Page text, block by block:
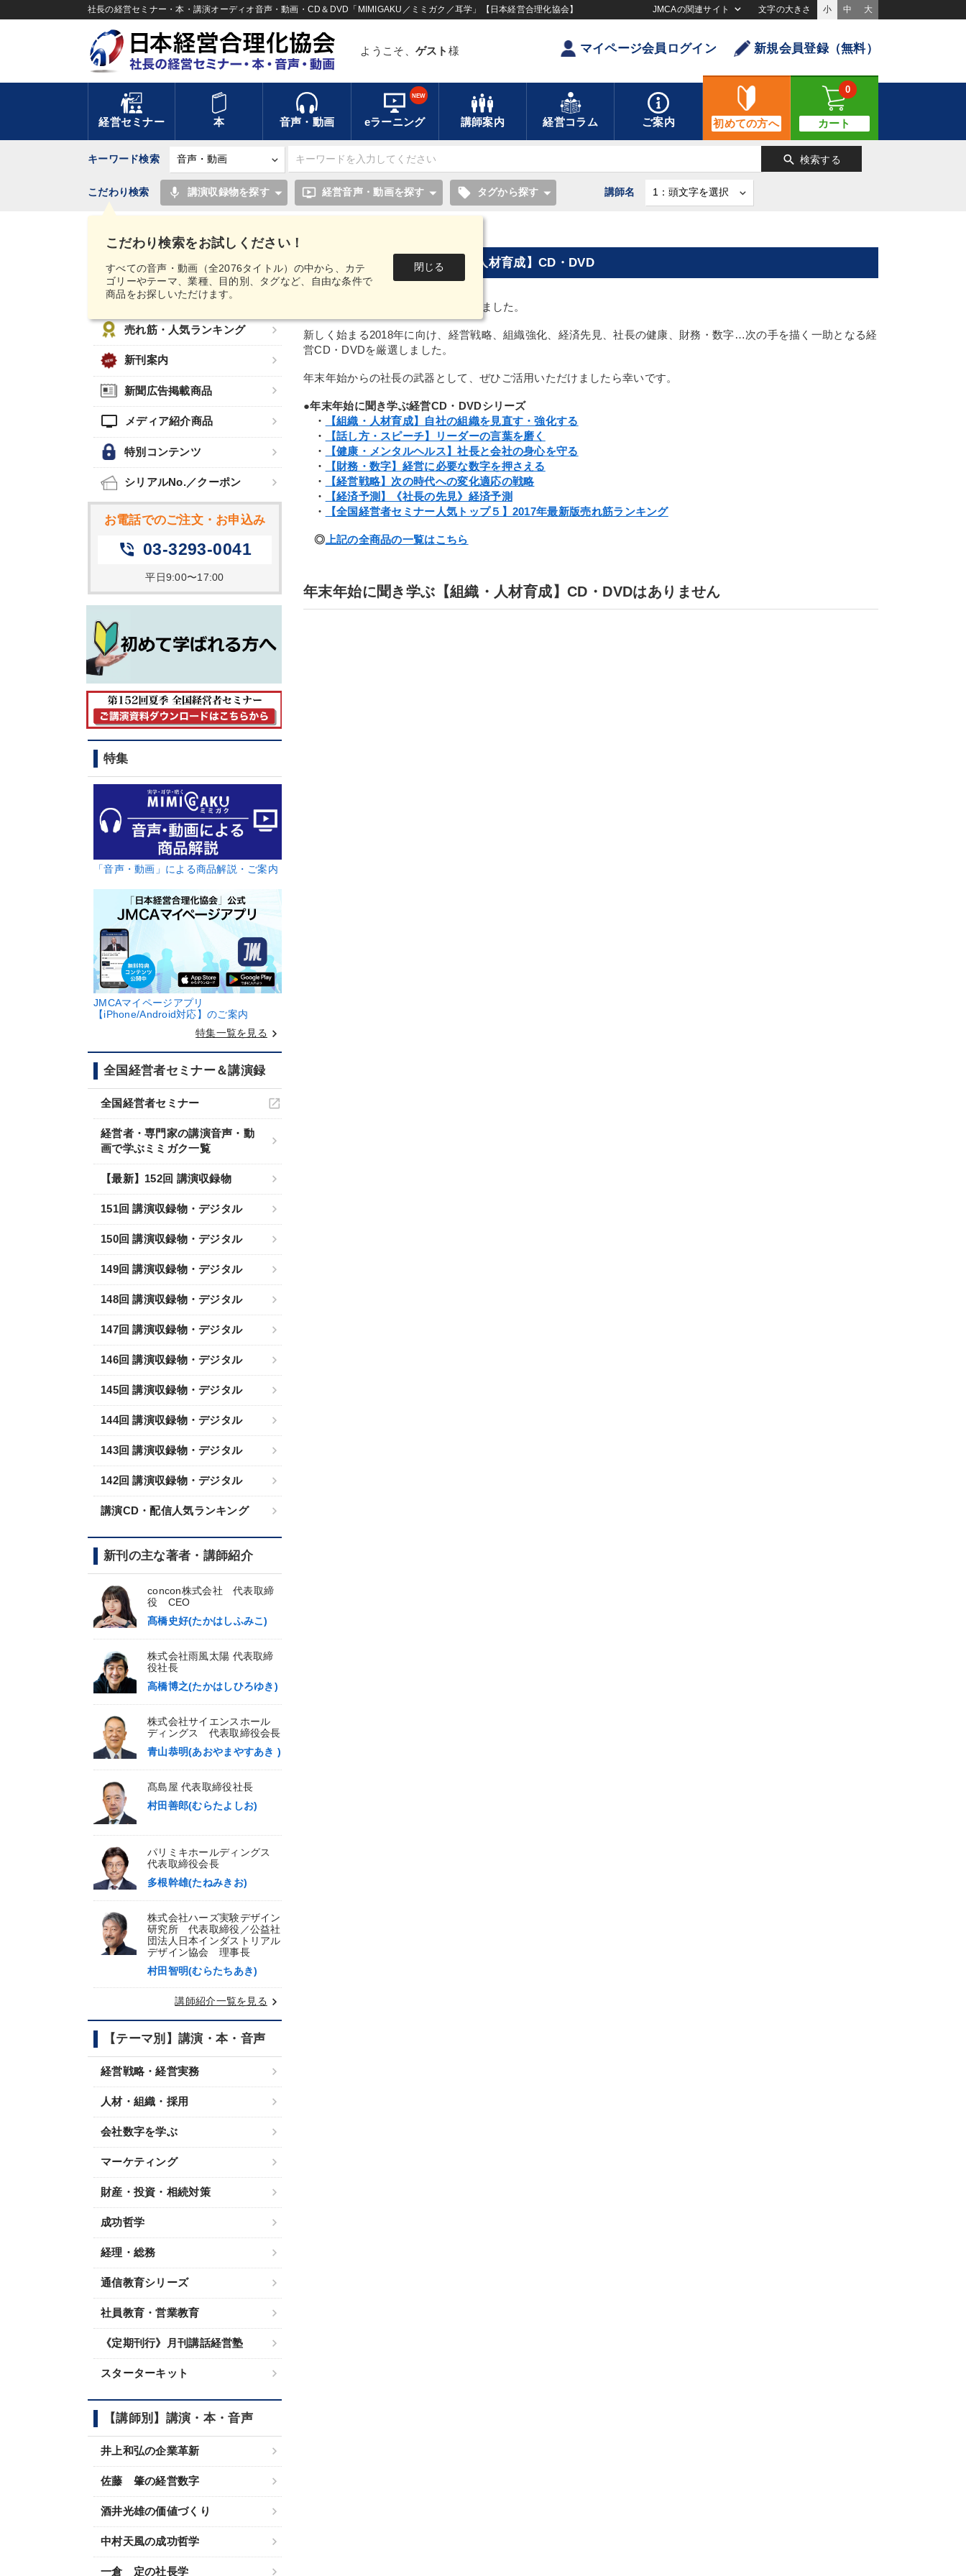
社長の経営セミナー・本・講演オーディオ音声・動画・CD＆DVD「MIMIGAKU／ミミガク／耳学」【日本経営合理化協会】 JMCAの関連サイト 文字の大きさ 小 中 大
ようこそ、 ゲスト 様 マイページ会員ログイン 新規会員登録（無料）
経営セミナー 本 音声・動画 eラーニング
NEW
講師案内 経営コラム ご案内 初めての方へ カート
0
キーワード検索 search 検索する
こだわり検索をお試しください！
すべての音声・動画（全2076タイトル）の中から、カテ
ゴリーやテーマ、業種、目的別、タグなど、自由な条件で
商品をお探しいただけます。
閉じる
こだわり検索 mic 講演収録物を探す ondemand_video 経営音声・動画を探す local_offer タグから探す 講師名
サイト総合案内
初めての方へ
売れ筋・人気ランキング
新刊案内
新聞広告掲載商品
tv メディア紹介商品
特別コンテンツ
シリアルNo.／クーポン
お電話でのご注文・お申込み
phone_in_talk 03-3293-0041
平日9:00〜17:00
特集
「音声・動画」による商品解説・ご案内
JMCAマイページアプリ
【iPhone/Android対応】のご案内
特集一覧を見る keyboard_arrow_right
全国経営者セミナー＆講演録
全国経営者セミナー
経営者・専門家の講演音声・動
画で学ぶミミガク一覧
【最新】152回 講演収録物
151回 講演収録物・デジタル
150回 講演収録物・デジタル
149回 講演収録物・デジタル
148回 講演収録物・デジタル
147回 講演収録物・デジタル
146回 講演収録物・デジタル
145回 講演収録物・デジタル
144回 講演収録物・デジタル
143回 講演収録物・デジタル
142回 講演収録物・デジタル
講演CD・配信人気ランキング
新刊の主な著者・講師紹介
concon株式会社 代表取締
役 CEO
髙橋史好(たかはしふみこ)
株式会社雨風太陽 代表取締
役社長
高橋博之(たかはしひろゆき)
株式会社サイエンスホール
ディングス 代表取締役会長
青山恭明(あおやまやすあき )
髙島屋 代表取締役社長
村田善郎(むらたよしお)
パリミキホールディングス
代表取締役会長
多根幹雄(たねみきお)
株式会社ハーズ実験デザイン
研究所 代表取締役／公益社
団法人日本インダストリアル
デザイン協会 理事長
村田智明(むらたちあき)
講師紹介一覧を見る keyboard_arrow_right
【テーマ別】講演・本・音声
経営戦略・経営実務
人材・組織・採用
会社数字を学ぶ
マーケティング
財産・投資・相続対策
成功哲学
経理・総務
通信教育シリーズ
社員教育・営業教育
《定期刊行》月刊講話経営塾
スターターキット
【講師別】講演・本・音声
井上和弘の企業革新
佐藤 肇の経営数字
酒井光雄の価値づくり
中村天風の成功哲学
一倉 定の社長学
年末年始に聞き学ぶ【組織・人材育成】CD・DVD
激動の2017年も残す所わずかとなりました。
新しく始まる2018年に向け、経営戦略、組織強化、経済先見、社長の健康、財務・数字…次の手を描く一助となる経
営CD・DVDを厳選しました。
年末年始からの社長の武器として、ぜひご活用いただけましたら幸いです。
●年末年始に聞き学ぶ経営CD・DVDシリーズ
・
【組織・人材育成】自社の組織を見直す・強化する
・
【話し方・スピーチ】リーダーの言葉を磨く
・
【健康・メンタルヘルス】社長と会社の身心を守る
・
【財務・数字】経営に必要な数字を押さえる
・
【経営戦略】次の時代への変化適応の戦略
・
【経済予測】《社長の先見》経済予測
・
【全国経営者セミナー人気トップ５】2017年最新版売れ筋ランキング
◎ 上記の全商品の一覧はこちら
年末年始に聞き学ぶ【組織・人材育成】CD・DVDはありません